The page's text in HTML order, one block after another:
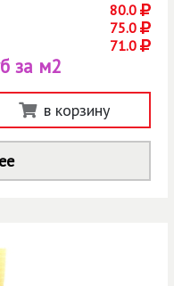
80.0
75.0
71.0
за м2
в корзину